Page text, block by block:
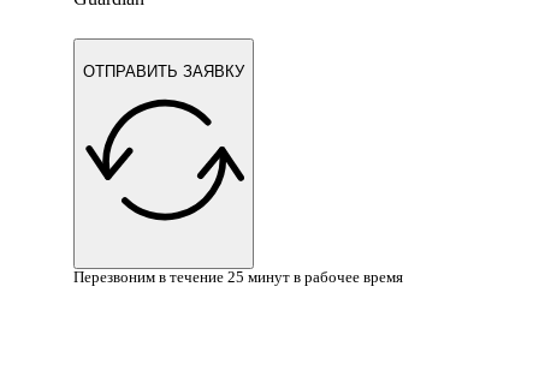
ОТПРАВИТЬ ЗАЯВКУ
Перезвоним в течение 25 минут в рабочее время